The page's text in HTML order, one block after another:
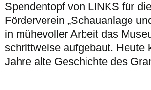
Spendentopf von LINKS für
Förderverein „Schauanlage
in mühevoller Arbeit das
schrittweise aufgebaut. Heute
Jahre alte Geschichte des